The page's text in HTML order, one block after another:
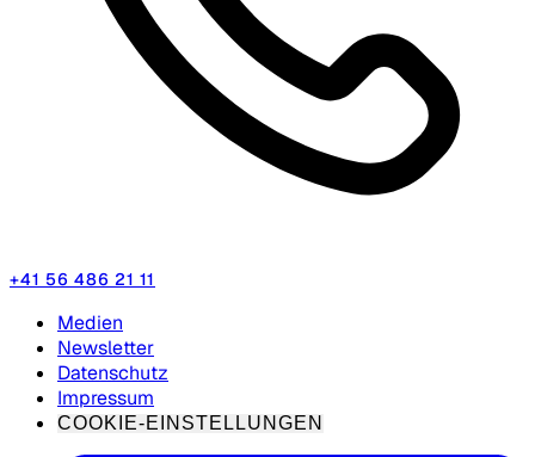
+41 56 486 21 11
Medien
Newsletter
Datenschutz
Impressum
COOKIE-EINSTELLUNGEN